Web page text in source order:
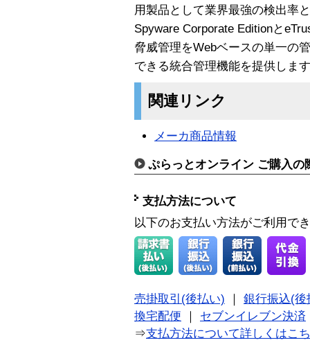
用製品として業界最強の検出率
Spyware Corporate Editionと
脅威管理をWebベースの単一の
できる統合管理機能を提供しま
関連リンク
メーカ商品情報
ぷらっとオンライン ご購入の
支払方法について
以下のお支払い方法がご利用で
売掛取引(後払い)
銀行振込(後
換宅配便
セブンイレブン決済
⇒支払方法について詳しくはこ